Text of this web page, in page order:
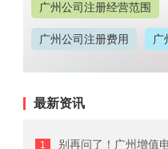
广州公司注册经营范围
广州公司注册费用 广
广州公司注册地址
广州代理记账收费情况
最新资讯
别再问了！广州增值电信